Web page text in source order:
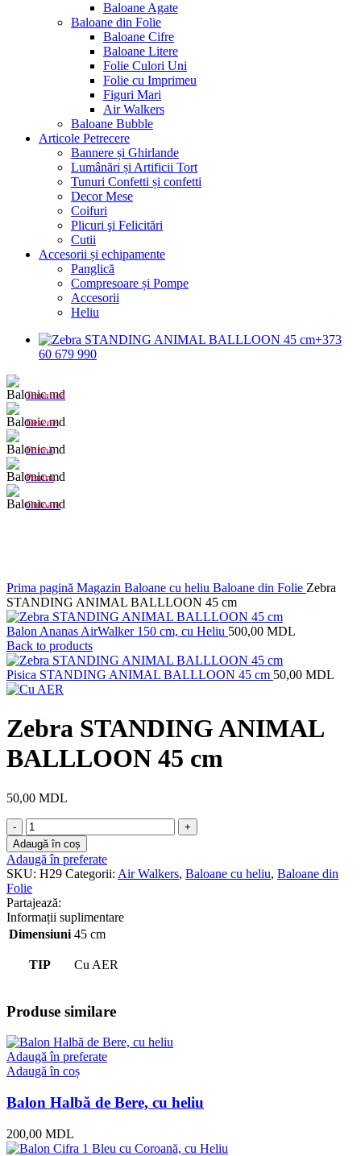
Baloane Agate
Baloane din Folie
Baloane Cifre
Baloane Litere
Folie Culori Uni
Folie cu Imprimeu
Figuri Mari
Air Walkers
Baloane Bubble
Articole Petrecere
Bannere și Ghirlande
Lumânări și Artificii Tort
Tunuri Confetti și confetti
Decor Mese
Coifuri
Plicuri şi Felicitări
Cutii
Accesorii și echipamente
Panglică
Compresoare și Pompe
Accesorii
Heliu
+373
60 679 990
Tematică
Desene
Formă
Pentru
Culoare
Prima pagină Magazin Baloane cu heliu Baloane din Folie Zebra
STANDING ANIMAL BALLLOON 45 cm
Balon Ananas AirWalker 150 cm, cu Heliu 500,00 MDL
Back to products
Pisica STANDING ANIMAL BALLLOON 45 cm 50,00 MDL
Zebra STANDING ANIMAL
BALLLOON 45 cm
50,00 MDL
Cantitate
Zebra
STANDING
ANIMAL
BALLLOON
45
cm
Adaugă în coș
Adaugă în preferate
SKU: H29 Categorii: Air Walkers, Baloane cu heliu, Baloane din
Folie
Partajează:
Informații suplimentare
Dimensiuni 45 cm
TIP Cu AER
Produse similare
Adaugă în preferate
Adaugă în coș
Balon Halbă de Bere, cu heliu
200,00 MDL